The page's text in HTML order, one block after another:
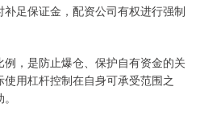
足保证金，配资公司有权进行强制
，是防止爆仓、保护自有资金的关
用杠杆控制在自身可承受范围之